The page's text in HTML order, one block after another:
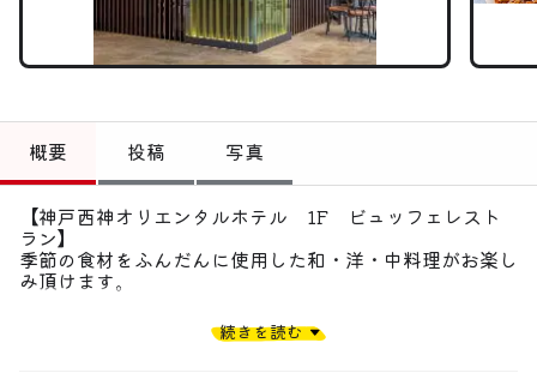
お知らせ
トップ
偏愛コミュニティ
投稿
偏愛記事
概要 投稿 写真
【神戸西神オリエンタルホテル 1F ビュッフェレスト
ラン】
季節の食材をふんだんに使用した和・洋・中料理がお楽し
み頂けます。
ランチ大人3,380円、ディナー4,500円〜。お得な飲み放
続きを読む